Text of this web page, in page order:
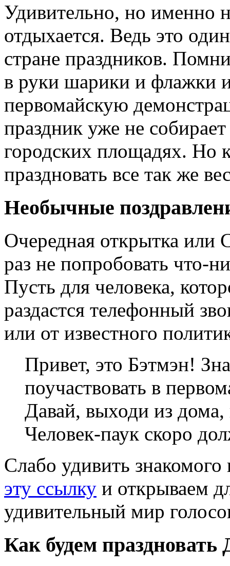
Удивительно, но именно
отдыхается. Ведь это
стране праздников.
в руки шарики и флажки
первомайскую
праздник уже не
городских площадях. Но
праздновать все так же
Необычные
Очередная открытка
раз не попробовать что-
Пусть для человека,
раздастся телефонный
или от известного
Привет, это Бэтмэн!
поучаствовать в
Давай, выходи из
Человек-паук скоро
Слабо удивить
эту ссылку и открываем
удивительный мир
Как будем праздновать